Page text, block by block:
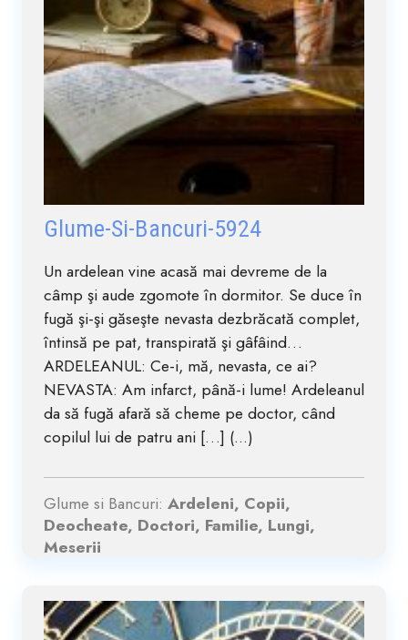
Glume-Si-Bancuri-5924
Un ardelean vine acasă mai devreme de la
câmp şi aude zgomote în dormitor. Se duce în
fugă şi-şi găseşte nevasta dezbrăcată complet,
întinsă pe pat, transpirată şi gâfâind…
ARDELEANUL: Ce-i, mă, nevasta, ce ai?
NEVASTA: Am infarct, până-i lume! Ardeleanul
da să fugă afară să cheme pe doctor, când
copilul lui de patru ani […] (...)
Glume si Bancuri: Ardeleni, Copii,
Deocheate, Doctori, Familie, Lungi,
Meserii